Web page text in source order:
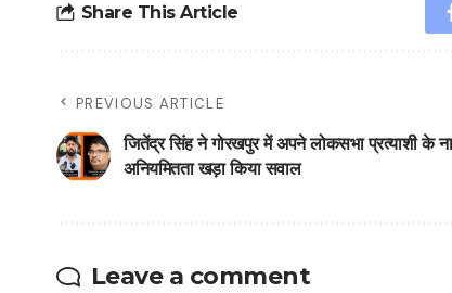
Share This Article
PREVIOUS ARTICLE
जितेंद्र सिंह ने गोरखपुर में अपने लोकसभा प्रत्याशी के
अनियमितता खड़ा किया सवाल
Leave a comment